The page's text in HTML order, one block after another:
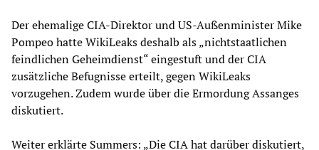
Der ehemalige CIA-Direktor und US-Außenminister Mike
Pompeo hatte WikiLeaks deshalb als „nichtstaatlichen
feindlichen Geheimdienst“ eingestuft und der CIA
zusätzliche Befugnisse erteilt, gegen WikiLeaks
vorzugehen. Zudem wurde über die Ermordung Assanges
diskutiert.
Weiter erklärte Summers: „Die CIA hat darüber diskutiert,